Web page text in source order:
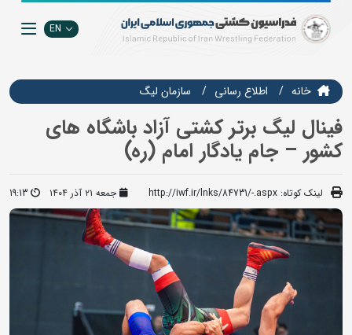
EN
خانه اطلاع رسانی سازمان ليگ
فینال لیگ برتر کشتی آزاد باشگاه های
کشور – جام یادگار امام (ره)
لینک کوتاه: http://iwf.ir/lnks/84731/-.aspx جمعه ۲۱ آذر ۱۴۰۴ 19:13